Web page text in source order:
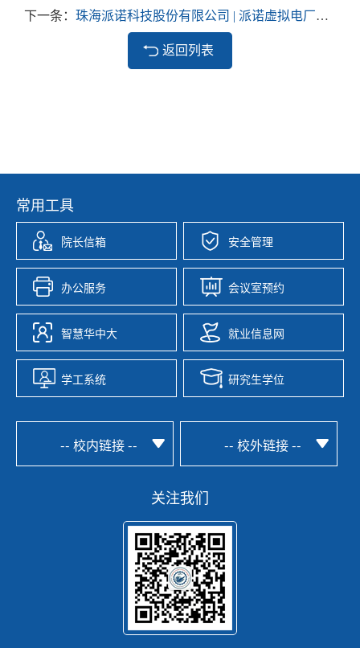
下一条： 珠海派诺科技股份有限公司 | 派诺虚拟电厂解决方案
返回列表
常用工具
院长信箱 安全管理
办公服务 会议室预约
智慧华中大 就业信息网
学工系统 研究生学位
-- 校内链接 -- -- 校外链接 --
关注我们